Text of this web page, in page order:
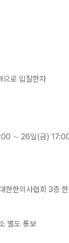
으로 입찰한자
∼ 26일(금)
대한한의사협회 3층
별도 통보